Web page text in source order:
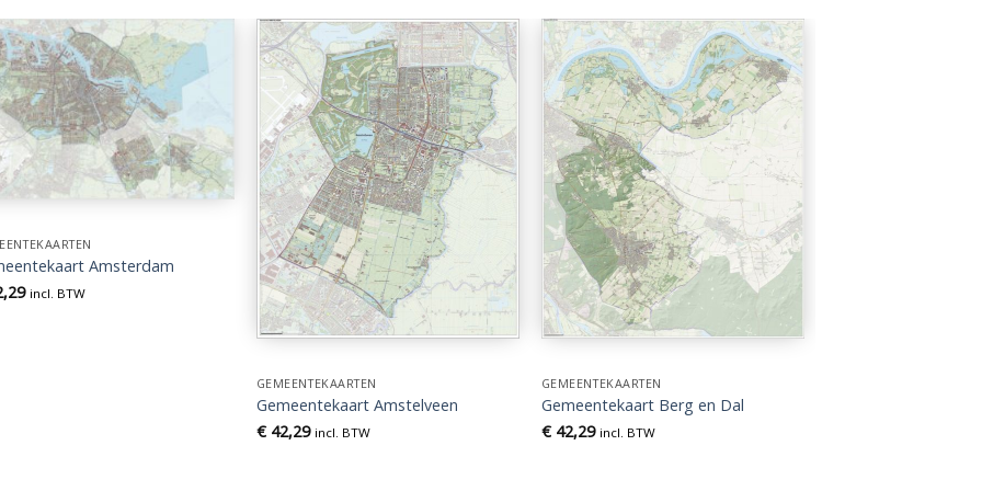
Amsterdam
incl. BTW
GEMEENTEKAARTEN
Gemeentekaart Amstelveen
€42,29 incl. BTW
GEMEENTEKAARTEN
Gemeentekaart Berg en Dal
€42,29 incl. BTW